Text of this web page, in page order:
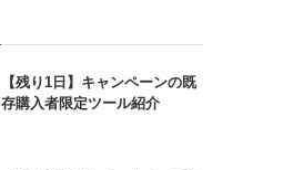
【残り1日】キャンペーンの既
存購入者限定ツール紹介